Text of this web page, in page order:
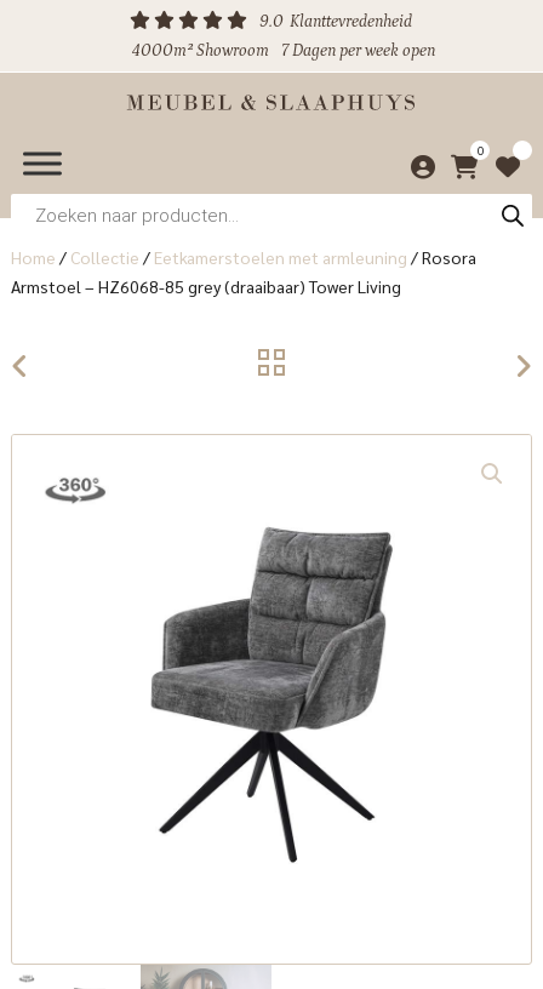
9.0 Klanttevredenheid
4000m² Showroom
7 Dagen per week open
0
Producten
zoeken
Home / Collectie / Eetkamerstoelen met armleuning /Rosora
Armstoel – HZ6068-85 grey (draaibaar) Tower Living